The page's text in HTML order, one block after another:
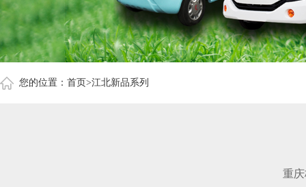
您的位置： 首页>江北新品系列
重